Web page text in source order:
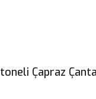
Çapraz